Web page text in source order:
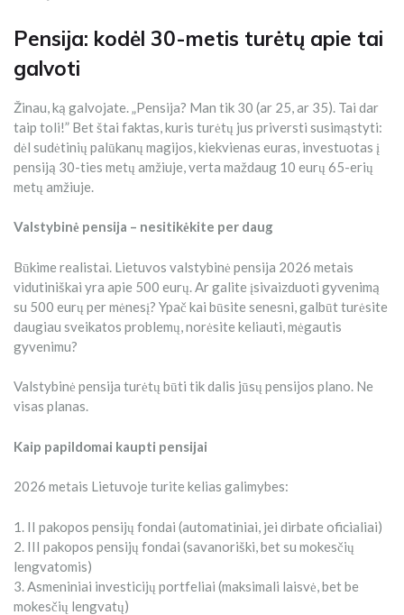
Pensija: kodėl 30-metis turėtų apie tai
galvoti
Žinau, ką galvojate. „Pensija? Man tik 30 (ar 25, ar 35). Tai dar
taip toli!” Bet štai faktas, kuris turėtų jus priversti susimąstyti:
dėl sudėtinių palūkanų magijos, kiekvienas euras, investuotas į
pensiją 30-ties metų amžiuje, verta maždaug 10 eurų 65-erių
metų amžiuje.
Valstybinė pensija – nesitikėkite per daug
Būkime realistai. Lietuvos valstybinė pensija 2026 metais
vidutiniškai yra apie 500 eurų. Ar galite įsivaizduoti gyvenimą
su 500 eurų per mėnesį? Ypač kai būsite senesni, galbūt turėsite
daugiau sveikatos problemų, norėsite keliauti, mėgautis
gyvenimu?
Valstybinė pensija turėtų būti tik dalis jūsų pensijos plano. Ne
visas planas.
Kaip papildomai kaupti pensijai
2026 metais Lietuvoje turite kelias galimybes:
1. II pakopos pensijų fondai (automatiniai, jei dirbate oficialiai)
2. III pakopos pensijų fondai (savanoriški, bet su mokesčių
lengvatomis)
3. Asmeniniai investicijų portfeliai (maksimali laisvė, bet be
mokesčių lengvatų)